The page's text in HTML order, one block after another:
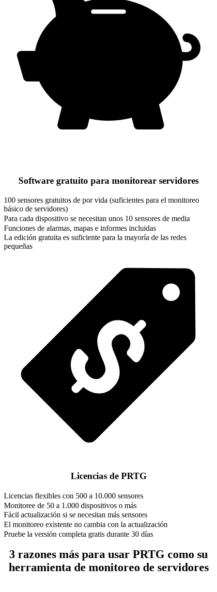
Software gratuito para monitorear servidores
100 sensores gratuitos de por vida (suficientes para el monitoreo
básico de servidores)
Para cada dispositivo se necesitan unos 10 sensores de media
Funciones de alarmas, mapas e informes incluidas
La edición gratuita es suficiente para la mayoría de las redes
pequeñas
Licencias de PRTG
Licencias flexibles con 500 a 10.000 sensores
Monitoree de 50 a 1.000 dispositivos o más
Fácil actualización si se necesitan más sensores
El monitoreo existente no cambia con la actualización
Pruebe la versión completa gratis durante 30 días
3 razones más para usar PRTG como su
herramienta de monitoreo de servidores